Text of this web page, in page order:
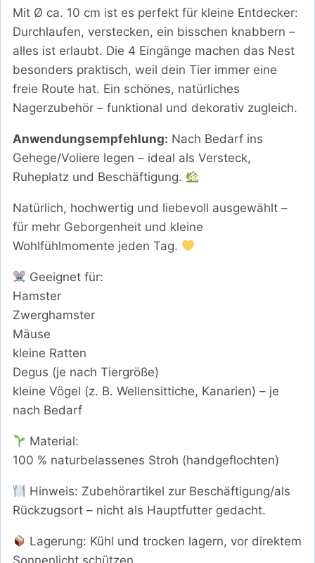
Mit Ø ca. 10 cm ist es perfekt für kleine Entdecker:
Durchlaufen, verstecken, ein bisschen knabbern –
alles ist erlaubt. Die 4 Eingänge machen das Nest
besonders praktisch, weil dein Tier immer eine
freie Route hat. Ein schönes, natürliches
Nagerzubehör – funktional und dekorativ zugleich.
Anwendungsempfehlung: Nach Bedarf ins
Gehege/Voliere legen – ideal als Versteck,
Ruheplatz und Beschäftigung.
Natürlich, hochwertig und liebevoll ausgewählt –
für mehr Geborgenheit und kleine
Wohlfühlmomente jeden Tag.
Geeignet für:
Hamster
Zwerghamster
Mäuse
kleine Ratten
Degus (je nach Tiergröße)
kleine Vögel (z. B. Wellensittiche, Kanarien) – je
nach Bedarf
Material:
100 % naturbelassenes Stroh (handgeflochten)
Hinweis: Zubehörartikel zur Beschäftigung/als
Rückzugsort – nicht als Hauptfutter gedacht.
Lagerung: Kühl und trocken lagern, vor direktem
Sonnenlicht schützen.